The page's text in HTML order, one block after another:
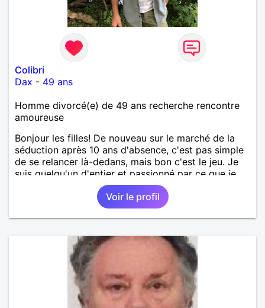
Colibri
Dax - 49 ans
Homme divorcé(e) de 49 ans recherche rencontre
amoureuse
Bonjour les filles! De nouveau sur le marché de la
séduction après 10 ans d'absence, c'est pas simple
de se relancer là-dedans, mais bon c'est le jeu. Je
suis quelqu'un d'entier et passionné par ce que je
fais. Je suis propriétaire d'une belle ferme
pédagogique avec plein d'animaux. Vous l'avez
compris, ma passion, c'est la nature en général, les
animaux, les arbres, le jardinage, la créativité, le
idéal pour une maman avec de jeunes enfants ou
quelqu'un de proche de la nature. Je garde quand
même beaucoup de temps pour des sorties, je fais
un beau voyage tous les ans à l'étranger. J'aime
découvrir les paysages et cultures étrangères,
d'ailleurs les langues étrangères sont aussi ma
Voir le profil